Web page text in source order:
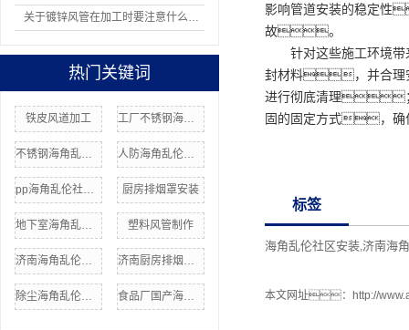
关于镀锌风管在加工时要注意什么问题
热门关键词
铁皮风道加工
厨房排烟罩安装
塑料风管制作
影响管道安装的稳定
故。
针对这些施工环境
封材料，并合理
进行彻底清理
固的固定方式，
标签
海角乱伦社区安装 济南海
本文网址： http://